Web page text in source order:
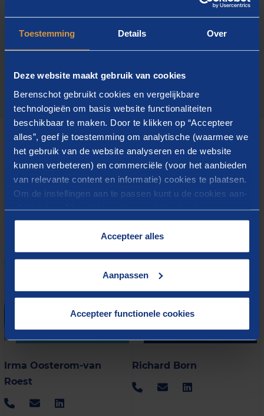
Toestemming Details Over
Deze website maakt gebruik van cookies
Berenschot gebruikt cookies en vergelijkbare
technologieën om basis website functionaliteiten
beschikbaar te maken. Door te klikken op “Accepteer
alles”, geef je toestemming om analytische (waarmee we
het gebruik van de website analyseren en de website
kunnen verbeteren) en commerciële (voor het aanbieden
van relevante content en informatie) cookies te plaatsen.
Om de instellingen aan te passen kunt u de cookies aan-
cookies op onze website treft u in onze
Accepteer alles
Aanpassen
Accepteer functionele cookies
overheden of ontwikkelingsmaatschappijen).
Daarbij kunnen wij u op zowel nationaal, regionaal als
Europees niveau ondersteunen.
WIE DAT DOEN
Neem contact op met onze
adviseurs
Irma Oosterom-van
Roest
Richard Born